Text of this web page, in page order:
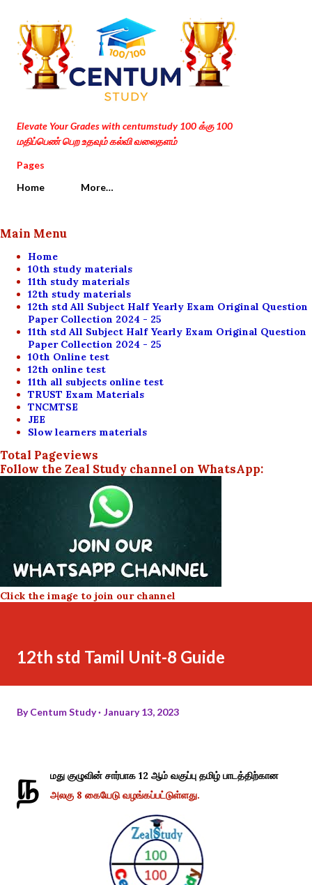
Skip to main content
Elevate Your Grades with centumstudy 100 க்கு 100
மதிப்பெண் பெற உதவும் கல்வி வலைதளம்
Pages
Home
More…
Main Menu
Home
10th study materials
11th study materials
12th study materials
12th std All Subject Half Yearly Exam Original Question
Paper Collection 2024 - 25
11th std All Subject Half Yearly Exam Original Question
Paper Collection 2024 - 25
10th Online test
12th online test
11th all subjects online test
TRUST Exam Materials
TNCMTSE
JEE
Slow learners materials
Total Pageviews
Follow the Zeal Study channel on WhatsApp:
Click the image to join our channel
12th std Tamil Unit-8 Guide
ByCentum Study January 13, 2023
ந
மது குழுவின் சார்பாக 12 ஆம் வகுப்பு தமிழ் பாடத்திற்கான
அலகு 8 கையேடு வழங்கப்பட்டுள்ளது.